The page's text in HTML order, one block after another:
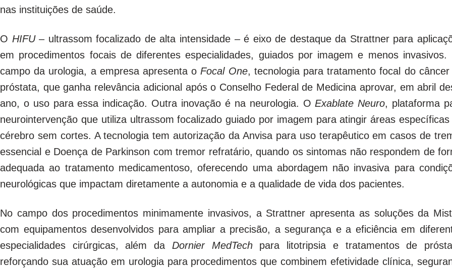
nas instituições de saúde.
O HIFU– ultrassom focalizado de alta intensidade – é eixo de destaque da Strattner para
em procedimentos focais de diferentes especialidades, guiados por imagem e menos invasivos.
campo da urologia, a empresa apresenta oFocal One, tecnologia para tratamento focal do câncer
próstata, que ganha relevância adicional após o Conselho Federal de Medicina aprovar, em abril
ano, o uso para essa indicação. Outra inovação é na neurologia. O Exablate Neuro, plataforma
neurointervenção que utiliza ultrassom focalizado guiado por imagem para atingir áreas específicas
cérebro sem cortes. A tecnologia tem autorização da Anvisa para uso terapêutico em casos de
essencial e Doença de Parkinson com tremor refratário, quando os sintomas não respondem de
adequada ao tratamento medicamentoso, oferecendo uma abordagem não invasiva para
neurológicas que impactam diretamente a autonomia e a qualidade de vida dos pacientes.
No campo dos procedimentos minimamente invasivos, a Strattner apresenta as soluções da
com equipamentos desenvolvidos para ampliar a precisão, a segurança e a eficiência em
especialidades cirúrgicas, além da Dornier MedTech para litotripsia e tratamentos de
reforçando sua atuação em urologia para procedimentos que combinem efetividade clínica,